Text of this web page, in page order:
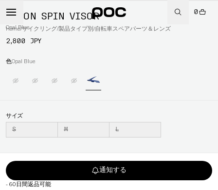
0
Home/サイクリング/製品タイプ別 /自転車スペアパーツ＆レンズ
AXION SPIN VISOR
Opal Blue
2,800 JPY
色Opal Blue
サイズ
S M L
通知する
- 60日間返品可能